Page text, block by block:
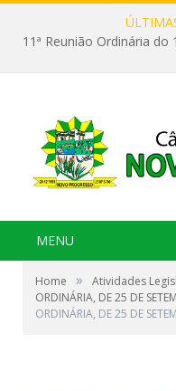
MENU
Home » Atividades
ORDINÁRIA, DE 25 DE
ORDINÁRIA, DE 25 DE